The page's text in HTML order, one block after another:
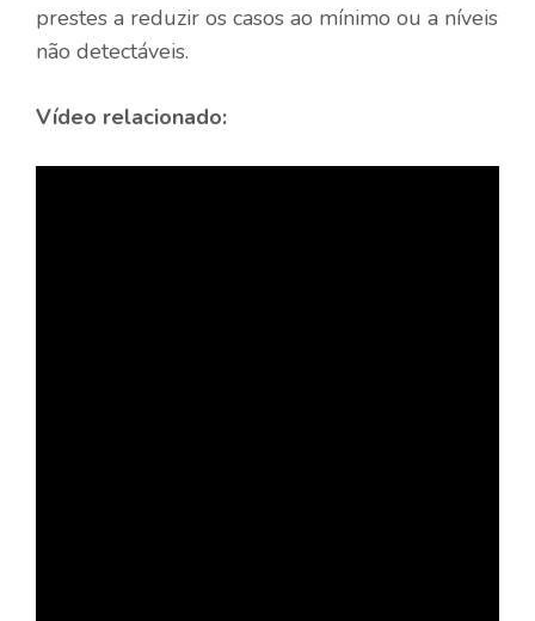
prestes a reduzir os casos ao mínimo ou a níveis
não detectáveis.
Vídeo relacionado: